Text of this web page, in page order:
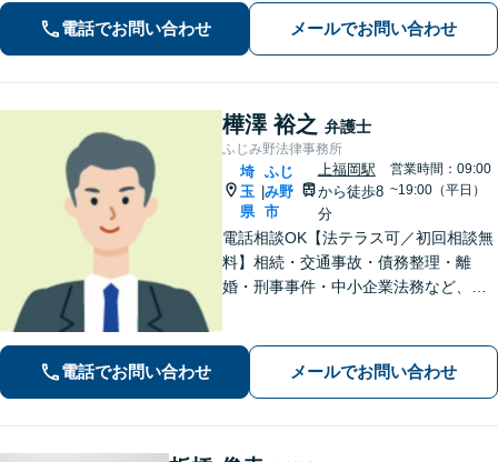
法務など】ご相談者さまに寄り添い、
きめ細やかな対応で、スピーディーに
最良の解決を目指します【土日・夜間
相談可能】。
電話でお問い合わせ メールでお問い合わせ
樺澤 裕之 弁護士
ふじみ野法律事務所
埼
玉
県
ふじ
み野
市
上福岡駅
から徒歩8
分
営業時間：09:00
~19:00（平日）
電話相談OK【法テラス可／初回相談無
料】相続・交通事故・債務整理・離
婚・刑事事件・中小企業法務など、お
へと導きます【休日夜間対応】【上福
岡駅8分】【駐車場あり】
電話でお問い合わせ メールでお問い合わせ